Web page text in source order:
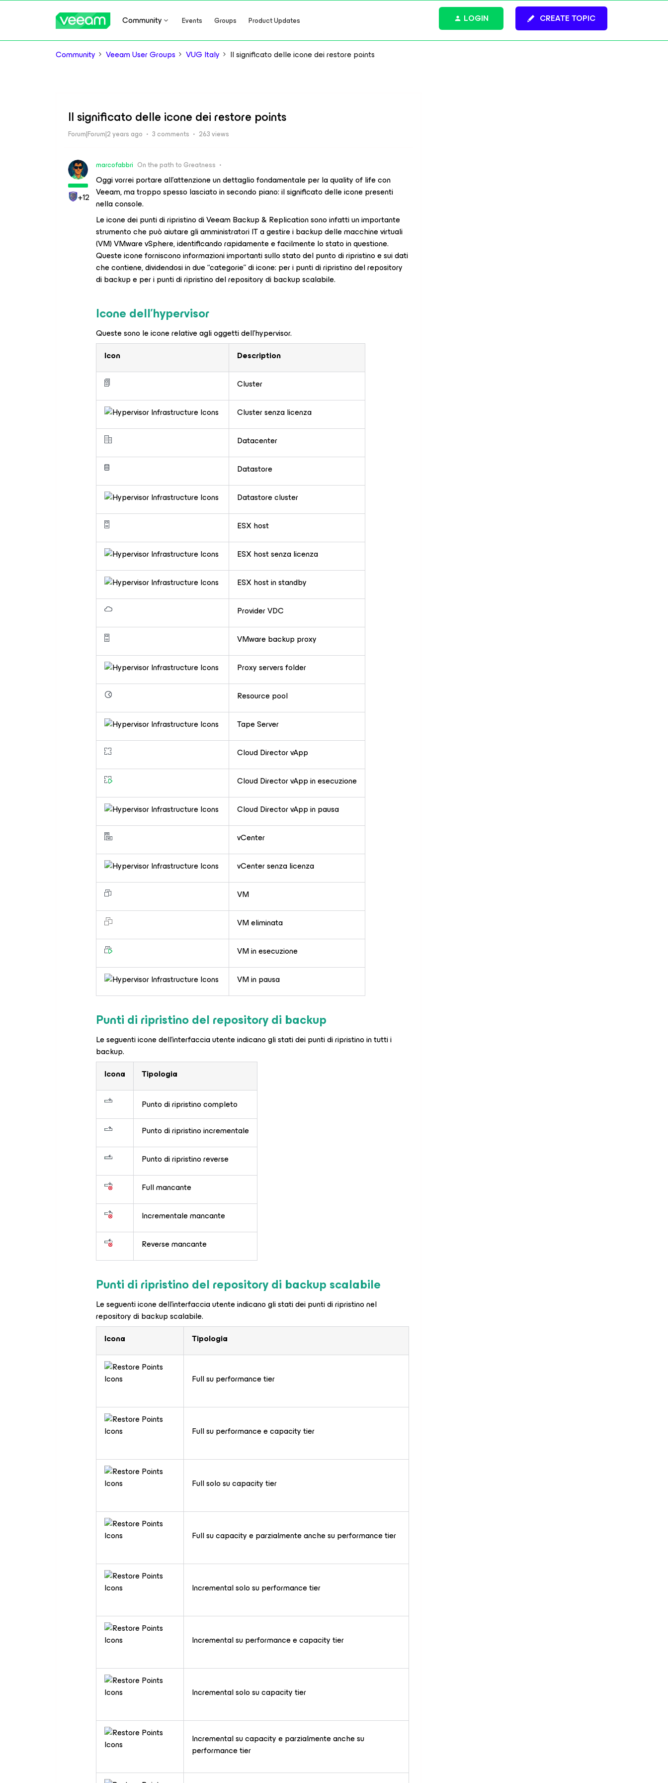
Community Events Groups Product Updates CREATE TOPIC
LOGIN
Community Veeam User Groups VUG Italy Il significato delle icone dei restore points
Il significato delle icone dei restore points
Forum|Forum|2 years ago 3 comments 263 views
+12
marcofabbri On the path to Greatness
Oggi vorrei portare all’attenzione un dettaglio fondamentale per la quality of life con
Veeam, ma troppo spesso lasciato in secondo piano: il significato delle icone presenti
nella console.
Le icone dei punti di ripristino di Veeam Backup & Replication sono infatti un importante
strumento che può aiutare gli amministratori IT a gestire i backup delle macchine virtuali
(VM) VMware vSphere, identificando rapidamente e facilmente lo stato in questione.
Queste icone forniscono informazioni importanti sullo stato del punto di ripristino e sui dati
che contiene, dividendosi in due “categorie” di icone: per i punti di ripristino del repository
di backup e per i punti di ripristino del repository di backup scalabile.
Icone dell’hypervisor
Queste sono le icone relative agli oggetti dell’hypervisor.
Icon
Description
Cluster
Cluster senza licenza
Datacenter
Datastore
Datastore cluster
ESX host
ESX host senza licenza
ESX host in standby
Provider VDC
VMware backup proxy
Proxy servers folder
Resource pool
Tape Server
Cloud Director vApp
Cloud Director vApp in esecuzione
Cloud Director vApp in pausa
vCenter
vCenter senza licenza
VM
VM eliminata
VM in esecuzione
VM in pausa
Punti di ripristino del repository di backup
Le seguenti icone dell'interfaccia utente indicano gli stati dei punti di ripristino in tutti i
backup.
Icona
Tipologia
Punto di ripristino completo
Punto di ripristino incrementale
Punto di ripristino reverse
Full mancante
Incrementale mancante
Reverse mancante
Punti di ripristino del repository di backup scalabile
Le seguenti icone dell'interfaccia utente indicano gli stati dei punti di ripristino nel
repository di backup scalabile.
Icona
Tipologia
Full su performance tier
Full su performance e capacity tier
Full solo su capacity tier
Full su capacity e parzialmente anche su performance tier
Incremental solo su performance tier
Incremental su performance e capacity tier
Incremental solo su capacity tier
Incremental su capacity e parzialmente anche su
performance tier